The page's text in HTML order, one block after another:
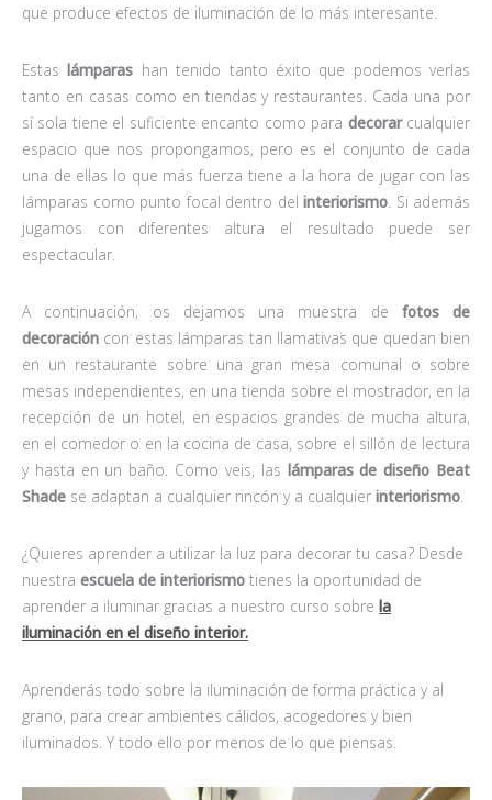
que produce efectos de iluminación de lo más interesante.
Estaslámparas han tenido tanto éxito que podemos verlas
tanto en casas como en tiendas y restaurantes. Cada una por
sí sola tiene el suficiente encanto como para decorar cualquier
espacio que nos propongamos, pero es el conjunto de cada
una de ellas lo que más fuerza tiene a la hora de jugar con las
lámparas como punto focal dentro del interiorismo. Si además
jugamos con diferentes altura el resultado puede ser
espectacular.
A continuación, os dejamos una muestra de fotos de
decoración con estas lámparas tan llamativas que quedan bien
en un restaurante sobre una gran mesa comunal o sobre
mesas independientes, en una tienda sobre el mostrador, en la
recepción de un hotel, en espacios grandes de mucha altura,
en el comedor o en la cocina de casa, sobre el sillón de lectura
y hasta en un baño. Como veis, las lámparas de diseño Beat
Shade se adaptan a cualquier rincón y a cualquier interiorismo.
¿Quieres aprender a utilizar la luz para decorar tu casa? Desde
nuestra escuela de interiorismo tienes la oportunidad de
aprender a iluminar gracias a nuestro curso sobre la
iluminación en el diseño interior.
Aprenderás todo sobre la iluminación de forma práctica y al
grano, para crear ambientes cálidos, acogedores y bien
iluminados. Y todo ello por menos de lo que piensas.